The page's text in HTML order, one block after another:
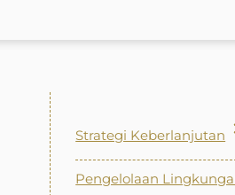
Strategi Keberlanjutan
Pengelolaan